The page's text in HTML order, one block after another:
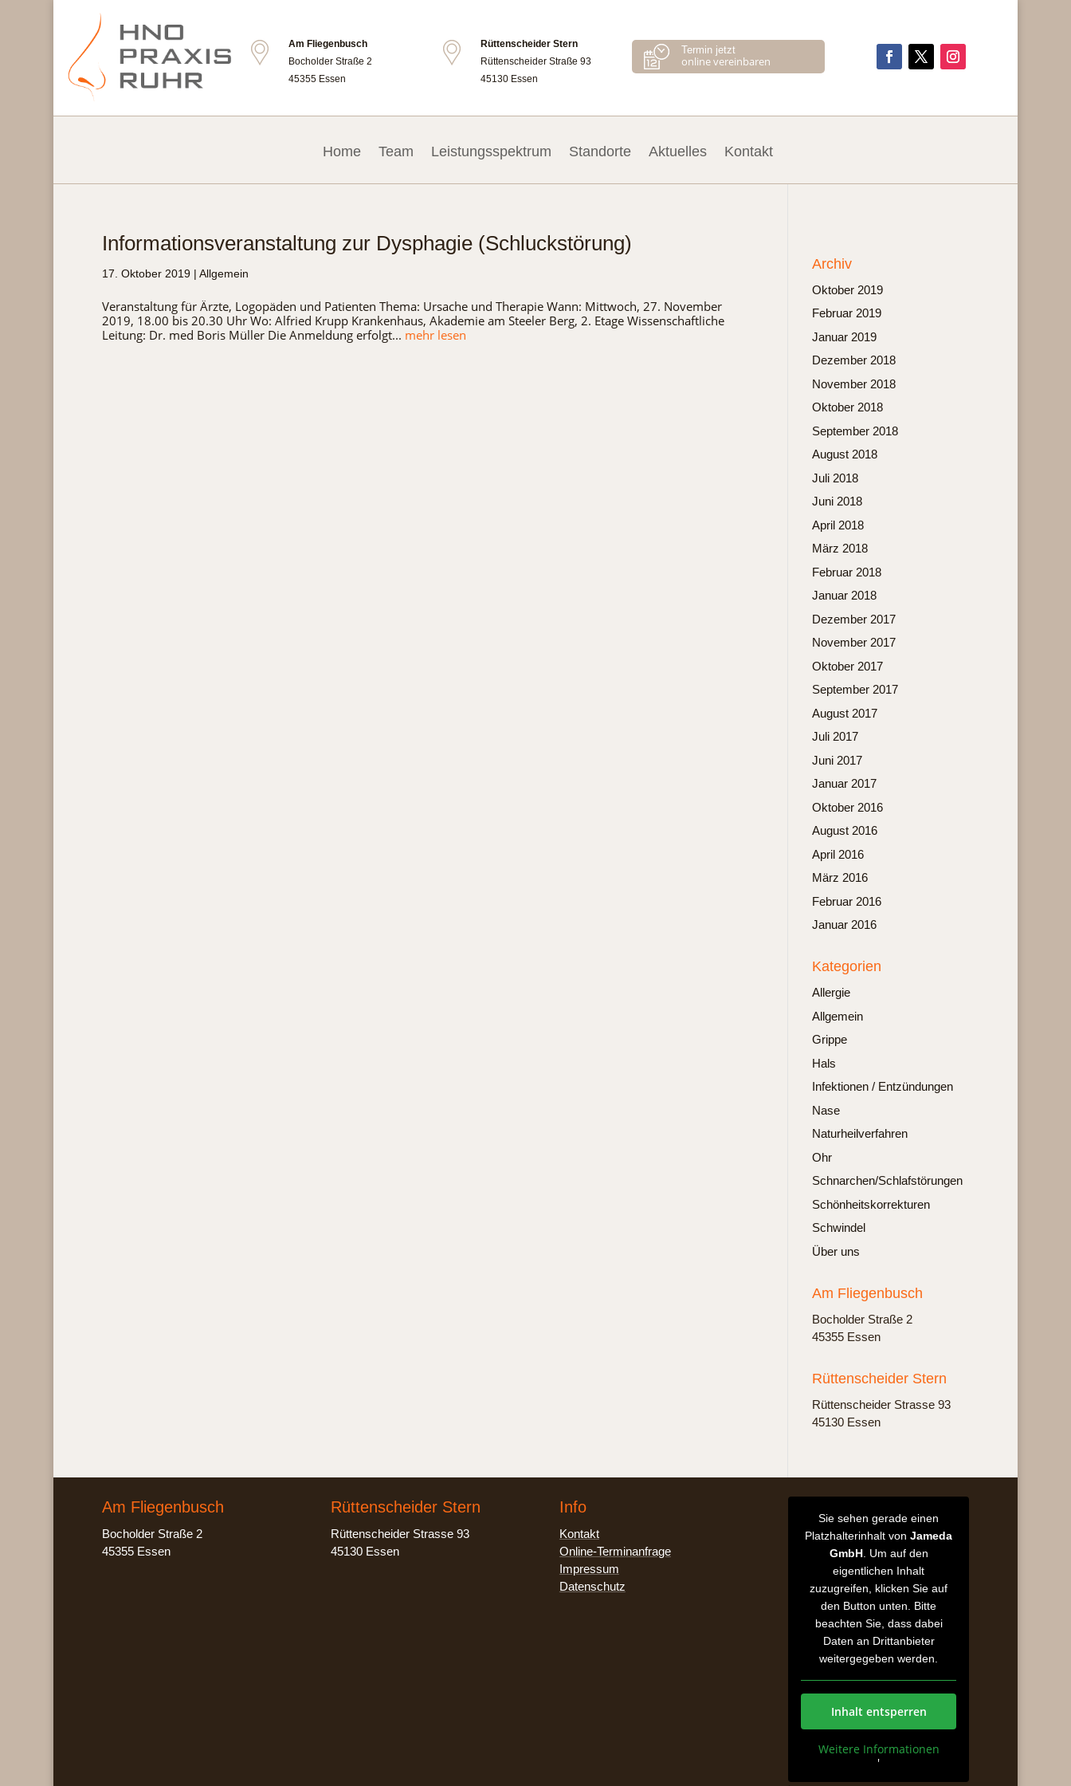
Am Fliegenbusch
Bocholder Straße 2
45355 Essen
Rüttenscheider Stern
Rüttenscheider Straße 93
45130 Essen
Termin jetzt
online vereinbaren
Home Team Leistungsspektrum Standorte Aktuelles Kontakt
Informationsveranstaltung zur Dysphagie (Schluckstörung)
17. Oktober 2019| Allgemein
Veranstaltung für Ärzte, Logopäden und Patienten Thema: Ursache und Therapie Wann: Mittwoch, 27. November
2019, 18.00 bis 20.30 Uhr Wo: Alfried Krupp Krankenhaus, Akademie am Steeler Berg, 2. Etage Wissenschaftliche
Leitung: Dr. med Boris Müller Die Anmeldung erfolgt... mehr lesen
Archiv
Oktober 2019
Februar 2019
Januar 2019
Dezember 2018
November 2018
Oktober 2018
September 2018
August 2018
Juli 2018
Juni 2018
April 2018
März 2018
Februar 2018
Januar 2018
Dezember 2017
November 2017
Oktober 2017
September 2017
August 2017
Juli 2017
Juni 2017
Januar 2017
Oktober 2016
August 2016
April 2016
März 2016
Februar 2016
Januar 2016
Kategorien
Allergie
Allgemein
Grippe
Hals
Infektionen / Entzündungen
Nase
Naturheilverfahren
Ohr
Schnarchen/Schlafstörungen
Schönheitskorrekturen
Schwindel
Über uns
Am Fliegenbusch
Bochol­der Stra­ße 2
45355 Essen
Rüttenscheider Stern
Rüt­ten­schei­der Stras­se 93
45130 Essen
Am Fliegenbusch
Bocholder Straße 2
45355 Essen
Rüttenscheider Stern
Rüttenscheider Strasse 93
45130 Essen
Info
Kontakt
Online-Terminanfrage
Impressum
Datenschutz
Sie sehen gerade einen
Platzhalterinhalt vonJameda
GmbH. Um auf den
eigentlichen Inhalt
zuzugreifen, klicken Sie auf
den Button unten. Bitte
beachten Sie, dass dabei
Daten an Drittanbieter
weitergegeben werden.
Inhalt entsperren
Weitere Informationen
'